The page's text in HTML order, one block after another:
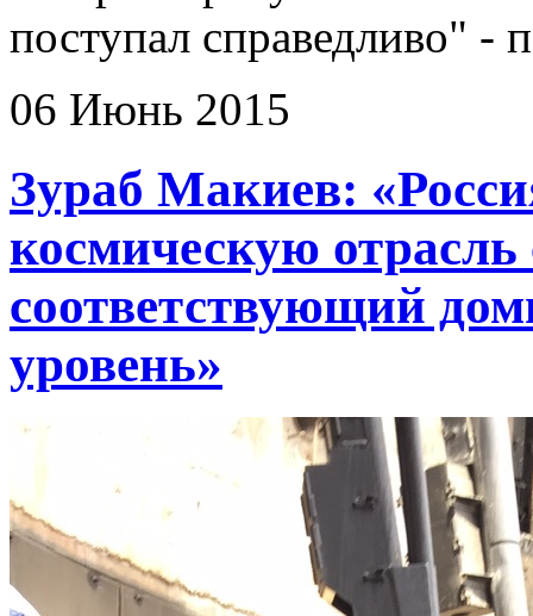
поступал справедливо" -
06 Июнь 2015
Зураб Макиев:
космическую
соответствующий
уровень»